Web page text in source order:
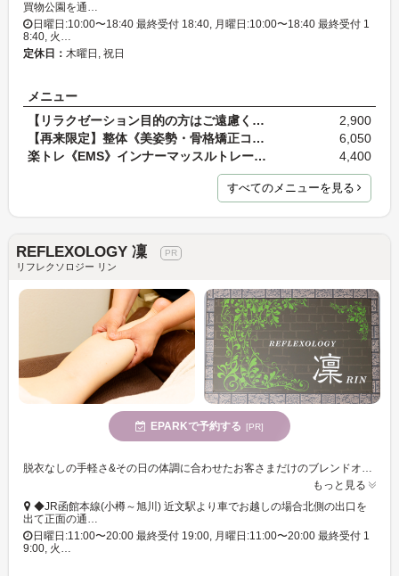
買物公園を通…
日曜日:10:00〜18:40 最終受付 18:40, 月曜日:10:00〜18:40 最終受付 1
8:40, 火…
定休日： 木曜日, 祝日
メニュー
【リラクゼーション目的の方はご遠慮ください】《産…
2,900
【再来限定】整体《美姿勢・骨格矯正コース》 20分 …
6,050
楽トレ《EMS》インナーマッスルトレーニング 40分
4,400
すべてのメニューを見る
REFLEXOLOGY 凜
リフレクソロジー リン
EPARKで予約する [PR]
脱衣なしの手軽さ&その日の体調に合わせたお客さまだけのブレンドオイルが魅力◎足裏を触るだけで身体も心も整う不思議な感覚を、ぜひご体感ください!
もっと見る
◆JR函館本線(小樽～旭川) 近文駅より車でお越しの場合北側の出口を
出て正面の通…
日曜日:11:00〜20:00 最終受付 19:00, 月曜日:11:00〜20:00 最終受付 1
9:00, 火…